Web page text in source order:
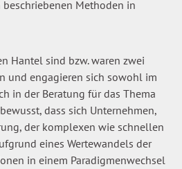
Methoden in
Hantel sind bzw. waren zwei
und engagieren sich sowohl im
in der Beratung für das Thema
dass sich Unternehmen,
der komplexen wie schnellen
eines Wertewandels der
in einem Paradigmenwechsel